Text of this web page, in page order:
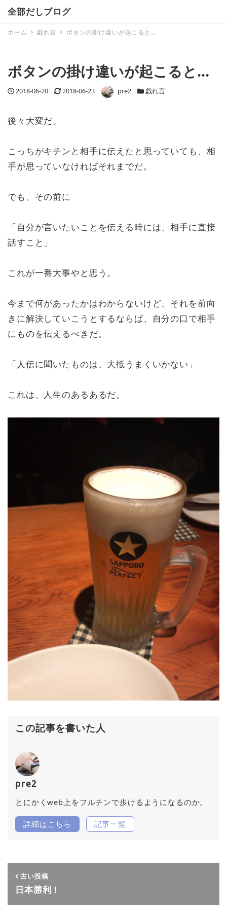
全部だしブログ
ホーム 戯れ言 ボタンの掛け違いが起こると…
ボタンの掛け違いが起こると…
投稿日
2018-06-20 更新日
2018-06-23 著者 pre2 カテゴリー
戯れ言
後々大変だ。
こっちがキチンと相手に伝えたと思っていても、相
手が思っていなければそれまでだ。
でも、その前に
「自分が言いたいことを伝える時には、相手に直接
話すこと」
これが一番大事やと思う。
今まで何があったかはわからないけど、それを前向
きに解決していこうとするならば、自分の口で相手
にものを伝えるべきだ。
「人伝に聞いたものは、大抵うまくいかない」
これは、人生のあるあるだ。
この記事を書いた人
pre2
とにかくweb上をフルチンで歩けるようになるのか。
詳細はこちら 記事一覧
古い投稿
日本勝利！